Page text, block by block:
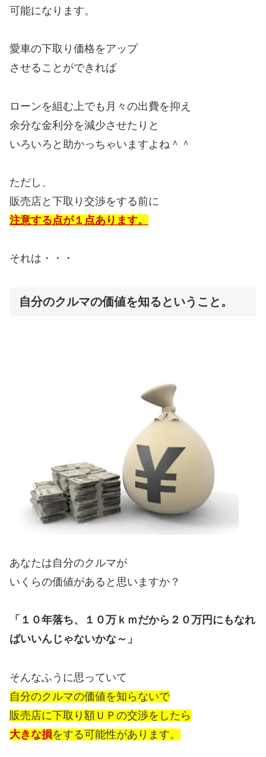
可能になります。
愛車の下取り価格をアップ
させることができれば
ローンを組む上でも月々の出費を抑え
余分な金利分を減少させたりと
いろいろと助かっちゃいますよね＾＾
ただし、
販売店と下取り交渉をする前に
注意する点が１点あります。
それは・・・
自分のクルマの価値を知るということ。
あなたは自分のクルマが
いくらの価値があると思いますか？
「１０年落ち、１０万ｋｍだから２０万円にもなれ
ばいいんじゃないかな～」
そんなふうに思っていて
自分のクルマの価値を知らないで
販売店に下取り額ＵＰの交渉をしたら
大きな損をする可能性があります。